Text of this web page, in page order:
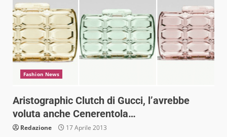
Fashion News
Aristographic Clutch di Gucci, l’avrebbe
voluta anche Cenerentola…
Redazione 17 Aprile 2013